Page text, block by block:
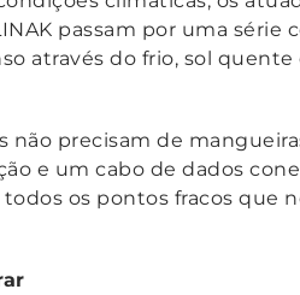
passam por uma série
através do frio, sol
não precisam de
e um cabo de dados
os pontos fracos que